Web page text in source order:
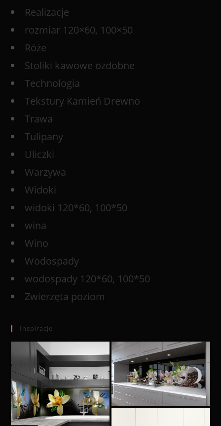
Realizacje
rozmiar 120×60, 100×50
Róże
Stoliki kawowe ozdobne
Technologia
Tekstury Kamień Drewno
Trawa
Tulipany
Uliczki
Warzywa
Widoki
widoki 120*60, 100*50
wina
Wino
Wodospady
wodospady 120*60, 100*50
Zwierzęta poziom
Inspiracje